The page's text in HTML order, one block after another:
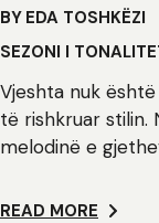
BY EDA TOSHKËZI
SEZONI I
Vjeshta nuk
të rishkruar
melodinë e
READ MORE